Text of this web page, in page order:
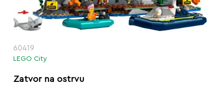
60419
LEGO City
Zatvor na ostrvu